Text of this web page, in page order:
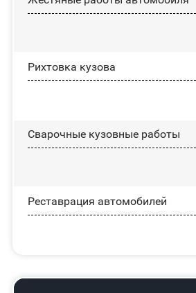
Рихтовка кузова
Сварочные кузовные работы
Реставрация автомобилей